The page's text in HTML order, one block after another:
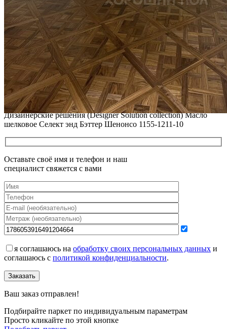
ПОЛЫ, ПОКРЫТЫЕ МАСЛОМ. РЕСТАВРАЦИЯ
НЕБОЛЬШИХ ПОТЕРТОСТЕЙ
Читать полностью
12.01.2026
РЕСТАВРАЦИЯ НЕБОЛЬШИХ ВМЯТИН НА ПАРКЕТЕ.
ПОЛЫ, ПОКРЫТЫЕ МАСЛОМ И ТВЕРДЫМ ВОСКОМ
Читать полностью
12.01.2026
Все новости о Coswick
Модульный паркет COSWICK Дуб Атакама (Atacama)
Дизайнерские решения (Designer Solution collection) Масло
шелковое Селект энд Бэттер Шенонсо 1155-1211-10
Оставьте своё имя и телефон и наш
специалист свяжется с вами
я соглашаюсь на обработку своих персональных данных и
соглашаюсь с политикой конфиденциальности.
Заказать
Ваш заказ отправлен!
Подбирайте паркет по индивидуальным параметрам
Просто кликайте по этой кнопке